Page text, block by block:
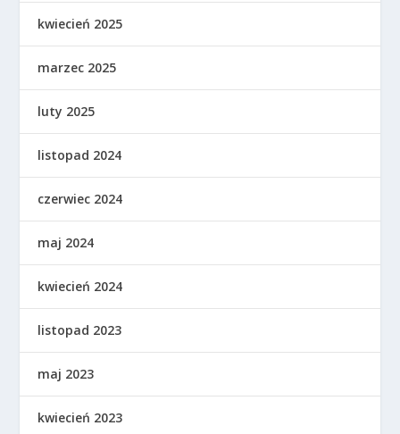
kwiecień 2025
marzec 2025
luty 2025
listopad 2024
czerwiec 2024
maj 2024
kwiecień 2024
listopad 2023
maj 2023
kwiecień 2023